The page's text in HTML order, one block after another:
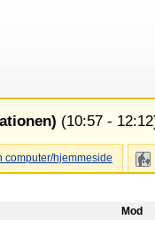
(10:57 -
computer/hjemmeside
Mod